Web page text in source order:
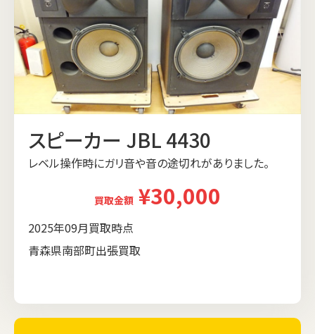
スピーカー JBL 4430
レベル操作時にガリ音や音の途切れがありました。
買取金額 ¥30,000
2025年09月買取時点
青森県南部町出張買取